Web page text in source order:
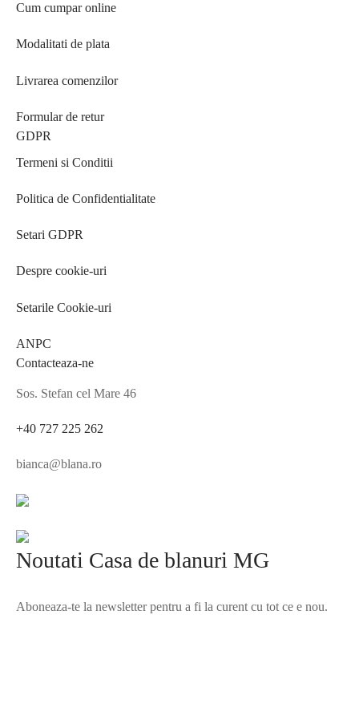
Cum cumpar online
Modalitati de plata
Livrarea comenzilor
Formular de retur
GDPR
Termeni si Conditii
Politica de Confidentialitate
Setari GDPR
Despre cookie-uri
Setarile Cookie-uri
ANPC
Contacteaza-ne
Sos. Stefan cel Mare 46
+40 727 225 262
bianca@blana.ro
Noutati Casa de blanuri MG
Aboneaza-te la newsletter pentru a fi la curent cu tot ce e nou.